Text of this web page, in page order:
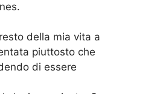
della mia vita a
piuttosto che
di essere